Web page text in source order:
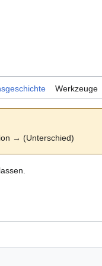
Werkzeuge
→ (Unterschied)